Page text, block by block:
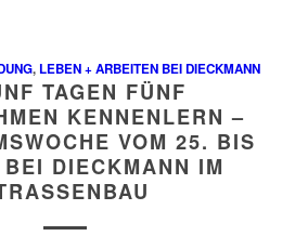
, LEBEN + ARBEITEN BEI DIECKMANN
TAGEN FÜNF
KENNENLERN –
VOM 25. BIS
DIECKMANN IM